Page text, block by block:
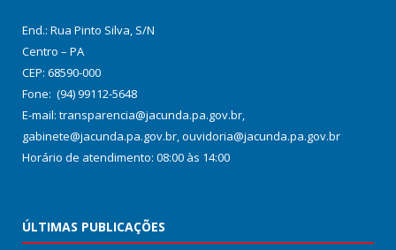
End.: Rua Pinto Silva, S/N
Centro – PA
CEP: 68590-000
Fone: (94) 99112-5648
E-mail: transparencia@jacunda.pa.gov.br,
gabinete@jacunda.pa.gov.br, ouvidoria@jacunda.pa.gov.br
Horário de atendimento: 08:00 às 14:00
ÚLTIMAS PUBLICAÇÕES